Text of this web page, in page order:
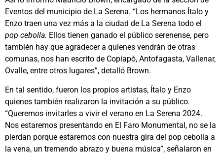
Eventos del municipio de La Serena. “Los hermanos Ítalo y
Enzo traen una vez más a la ciudad de La Serena todo el
pop cebolla. Ellos tienen ganado el público serenense, pero
también hay que agradecer a quienes vendrán de otras
comunas, nos han escrito de Copiapó, Antofagasta, Vallenar,
Ovalle, entre otros lugares”, detalló Brown.
En tal sentido, fueron los propios artistas, Ítalo y Enzo
quienes también realizaron la invitación a su público.
“Queremos invitarles a vivir el verano en La Serena 2024.
Nos estaremos presentando en El Faro Monumental, no se la
pierdan porque estaremos con nuestra gira del pop cebolla a
la vena, un tremendo abrazo y buena música”, señalaron en